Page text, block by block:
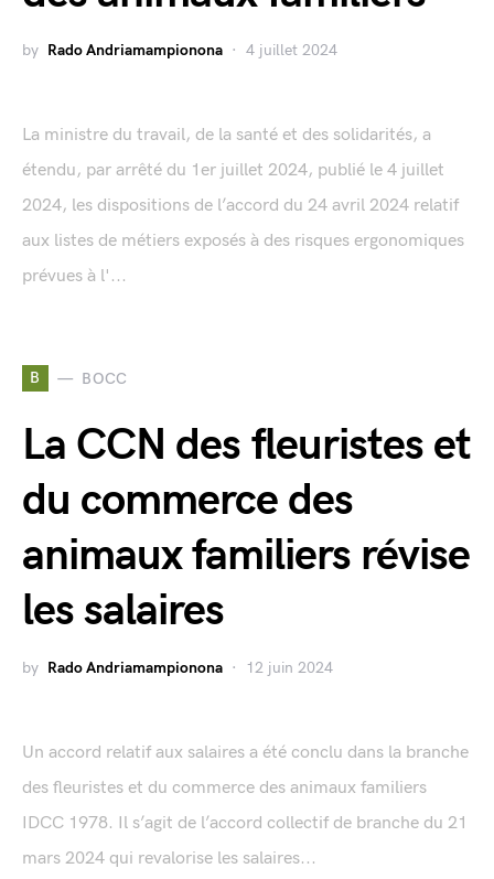
by Rado Andriamampionona 4 juillet 2024
La ministre du travail, de la santé et des solidarités, a
étendu, par arrêté du 1er juillet 2024, publié le 4 juillet
2024, les dispositions de l’accord du 24 avril 2024 relatif
aux listes de métiers exposés à des risques ergonomiques
prévues à l'...
B BOCC
La CCN des fleuristes et
du commerce des
animaux familiers révise
les salaires
by Rado Andriamampionona 12 juin 2024
Un accord relatif aux salaires a été conclu dans la branche
des fleuristes et du commerce des animaux familiers
IDCC 1978. Il s’agit de l’accord collectif de branche du 21
mars 2024 qui revalorise les salaires...